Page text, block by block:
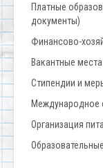
Платные
документы)
Финансово-
Вакантные
Стипендии и
Международное
Организация